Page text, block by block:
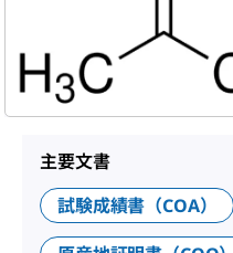
主要文書
試験成績書（COA）